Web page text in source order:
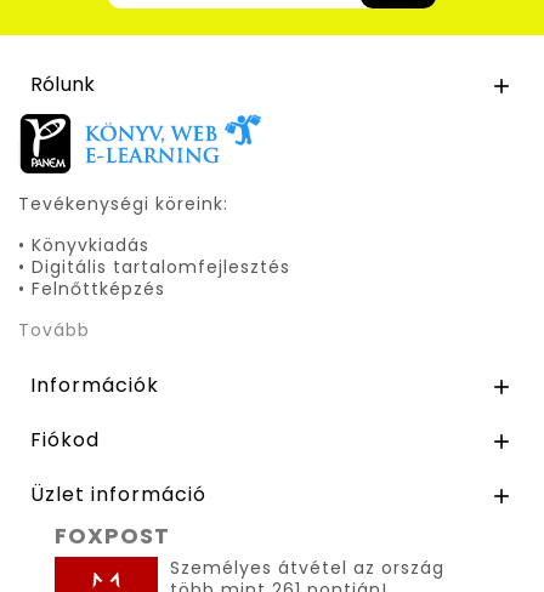
Rólunk 
Tevékenységi köreink:
• Könyvkiadás
• Digitális tartalomfejlesztés
• Felnőttképzés
Tovább
Információk 
Fiókod 
Üzlet információ 
FOXPOST
Személyes átvétel az ország